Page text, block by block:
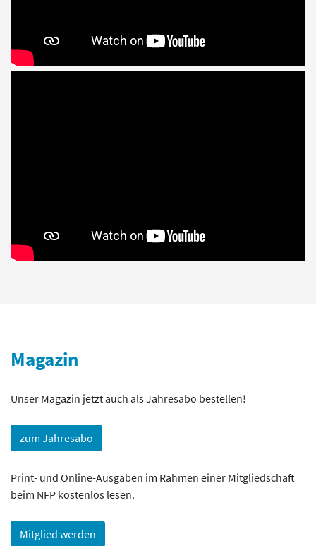
Magazin
Unser Magazin jetzt auch als Jahresabo bestellen!
zum Jahresabo
Print- und Online-Ausgaben im Rahmen einer Mitgliedschaft
beim NFP kostenlos lesen.
Mitglied werden